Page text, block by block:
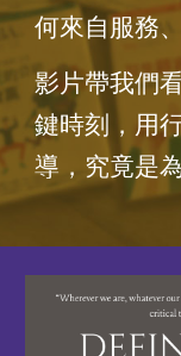
何來自服務
影片帶我們
鍵時刻，用
導，究竟是